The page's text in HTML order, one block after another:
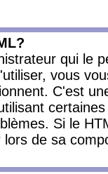
qui le
vous
C'est
Si le
de sa